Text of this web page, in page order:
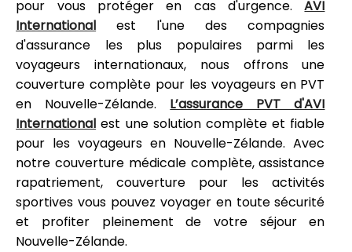
pour vous protéger en cas d'urgence.AVI
International est l'une des compagnies
d'assurance les plus populaires parmi les
voyageurs internationaux, nous offrons une
couverture complète pour les voyageurs en PVT
en Nouvelle-Zélande. L’assurance PVT d'AVI
International est une solution complète et fiable
pour les voyageurs en Nouvelle-Zélande. Avec
notre couverture médicale complète, assistance
rapatriement, couverture pour les activités
sportives vous pouvez voyager en toute sécurité
et profiter pleinement de votre séjour en
Nouvelle-Zélande.